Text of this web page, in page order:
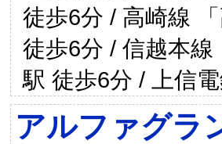
徒歩6分 / 高崎線
徒歩6分 / 信越本
駅 徒歩6分 / 上信
アルファグラ